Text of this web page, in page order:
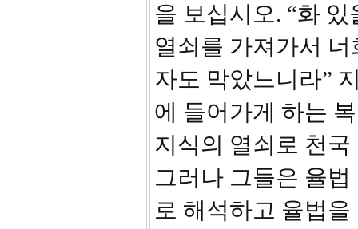
을 보십시오. “화
열쇠를 가져가서
자도 막았느니라”
에 들어가게 하는
지식의 열쇠로 천
그러나 그들은 율
로 해석하고 율법